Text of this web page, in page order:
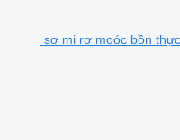
sơ mi rơ moóc bồn